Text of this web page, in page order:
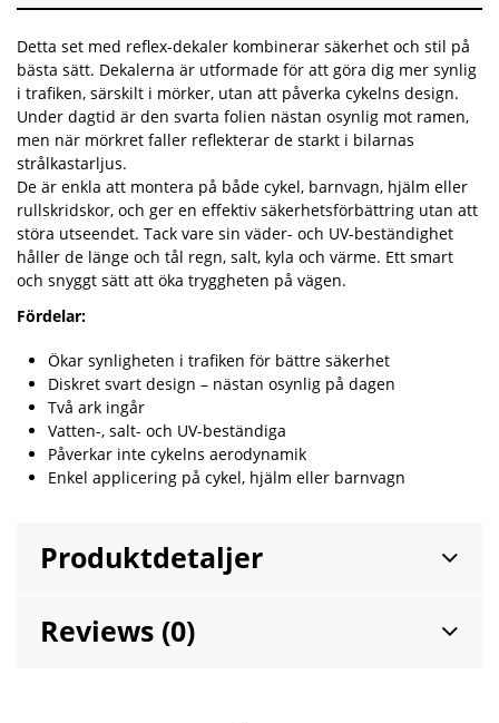
Detta set med reflex-dekaler kombinerar säkerhet och stil på
bästa sätt. Dekalerna är utformade för att göra dig mer synlig
i trafiken, särskilt i mörker, utan att påverka cykelns design.
Under dagtid är den svarta folien nästan osynlig mot ramen,
men när mörkret faller reflekterar de starkt i bilarnas
strålkastarljus.
De är enkla att montera på både cykel, barnvagn, hjälm eller
rullskridskor, och ger en effektiv säkerhetsförbättring utan att
störa utseendet. Tack vare sin väder- och UV-beständighet
håller de länge och tål regn, salt, kyla och värme. Ett smart
och snyggt sätt att öka tryggheten på vägen.
Fördelar:
Ökar synligheten i trafiken för bättre säkerhet
Diskret svart design – nästan osynlig på dagen
Två ark ingår
Vatten-, salt- och UV-beständiga
Påverkar inte cykelns aerodynamik
Enkel applicering på cykel, hjälm eller barnvagn
Produktdetaljer
Reviews (0)